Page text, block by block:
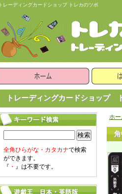
トレーディングカードショップ トレカのツボ
トレーディングカードショップ
検索
全角ひらがな・カタカナで検索
ができます。
『 ・ 』は不要です。
ホ